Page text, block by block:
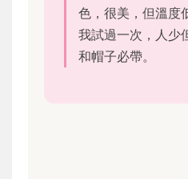
色，很美，但溫度
我試過一次，人少
和帽子必帶。